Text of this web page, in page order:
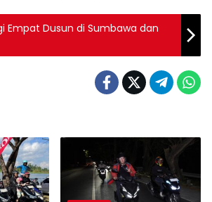
Empat Dusun di Sumbawa dan